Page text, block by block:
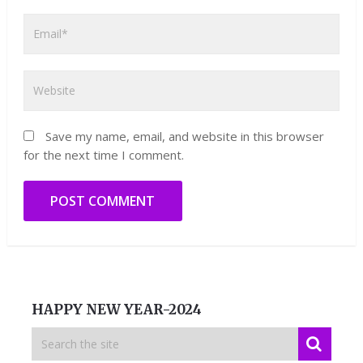
Save my name, email, and website in this browser
for the next time I comment.
HAPPY NEW YEAR-2024